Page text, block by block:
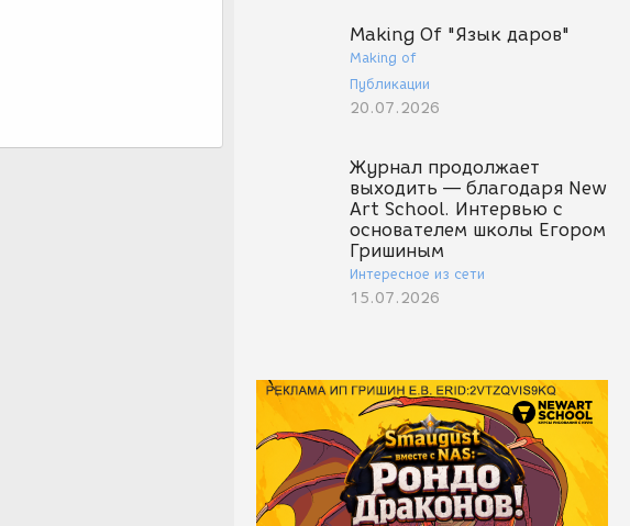
Making Of "Язык даров"
Making of
Публикации
20.07.2026
Журнал продолжает
выходить — благодаря New
Art School. Интервью с
основателем школы Егором
Гришиным
Интересное из сети
15.07.2026